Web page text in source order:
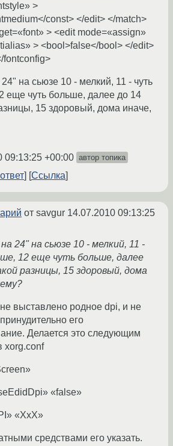
>
const> </edit> </match>
> <edit mode=«assign»
> <bool>false</bool> </edit>
fontconfig>
24" на сьюзе 10 - мелкий, 11 - чуть
еще чуть больше, далее до 14
15 здоровый, дома иначе,
09:13:25 +00:00 автор топика
Ссылка
от savgur 14.07.2010 09:13:25
24" на сьюзе 10 - мелкий, 11 -
12 еще чуть больше, далее
разницы, 15 здоровый, дома
выставлено родное dpi, и не
его
Делается это следующим
xorg.conf
«false»
«XxX»
средствами его указать.